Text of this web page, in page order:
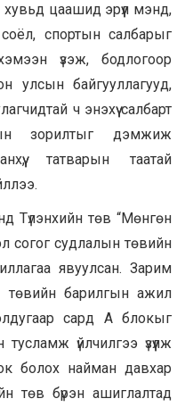
цаашид эрүүл мэнд,
спортын салбарыг
үзэж, бодлогоор
улсын байгууллагууд,
ч энэхүү салбарт
зорилтыг дэмжиж
татварын таатай
Түлэнхийн төв “Мөнгөн
согог судлалын төвийн
явуулсан. Зарим
төвийн барилгын ажил
сард А блокыг
үйлчилгээ үзүүлж
болох найман давхар
төв бүрэн ашиглалтад